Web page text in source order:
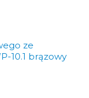
ze
10.1 brązowy